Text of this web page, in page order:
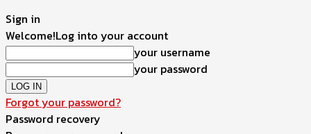
Sign in
Welcome!Log into your account
your username
your password
Forgot your password?
Password recovery